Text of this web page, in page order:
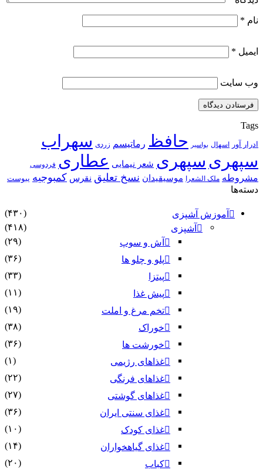
نام *
ایمیل *
وب‌ سایت
Tags
ادرار آور اسهال بواسیر حافظ رماتیسم زردی سهراب
سپهری سپهری شعر نیمایی عطاری فردوسی
مشروطه ملک الشعرا موسیقیدان نسخ تعلیق نقرس کمبوجیه یبوست
دسته‌ها
آموزش آشپزی
(۴۳۰)
آشپزی
(۴۱۸)
آش و سوپ
(۲۹)
پلو و چلو ها
(۳۶)
پیتزا
(۳۳)
پیش غذا
(۱۱)
تخم مرغ و املت
(۱۹)
خوراک
(۳۸)
خورشت ها
(۳۶)
غذاهای رژیمی
(۱)
غذاهای فرنگی
(۲۲)
غذاهای گوشتی
(۲۷)
غذای سنتی ایران
(۳۶)
غذای کودک
(۱۰)
غذای گیاهخواران
(۱۴)
کباب
(۲۰)